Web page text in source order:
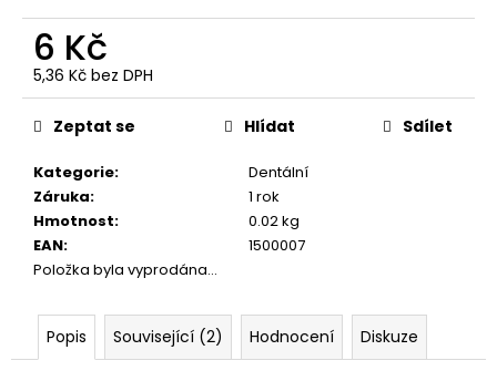
6 Kč
5,36 Kč bez DPH
Měrná
cena:
Kategorie:
Dentální
Záruka:
1 rok
Hmotnost:
0.02 kg
EAN:
1500007
Položka byla vyprodána…
Zeptat se Hlídat Sdílet
Popis Související (2) Hodnocení Diskuze
m
e